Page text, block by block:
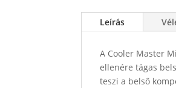
Leírás
A Cooler Master
ellenére tágas
teszi a belső